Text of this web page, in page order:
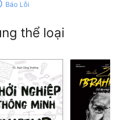
Báo Lỗi
thể loại